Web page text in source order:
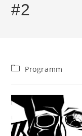
#2
Beitrags-
Programm